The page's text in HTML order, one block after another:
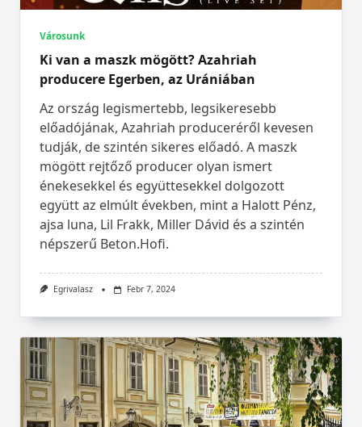
Városunk
Ki van a maszk mögött? Azahriah
producere Egerben, az Urániában
Az ország legismertebb, legsikeresebb
előadójának, Azahriah produceréről kevesen
tudják, de szintén sikeres előadó. A maszk
mögött rejtőző producer olyan ismert
énekesekkel és együttesekkel dolgozott
együtt az elmúlt években, mint a Halott Pénz,
ajsa luna, Lil Frakk, Miller Dávid és a szintén
népszerű Beton.Hofi.
Egrivalasz Febr 7, 2024